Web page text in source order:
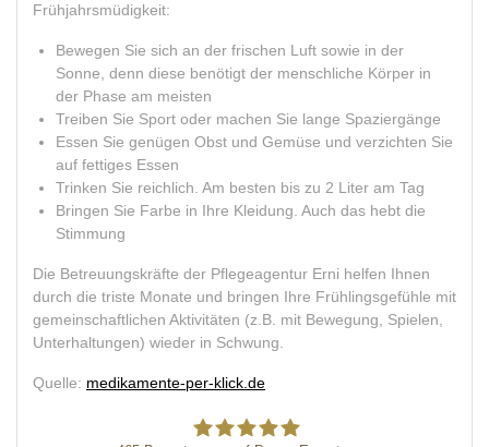
Frühjahrsmüdigkeit:
Bewegen Sie sich an der frischen Luft sowie in der
Sonne, denn diese benötigt der menschliche Körper in
der Phase am meisten
Treiben Sie Sport oder machen Sie lange Spaziergänge
Essen Sie genügen Obst und Gemüse und verzichten Sie
auf fettiges Essen
Trinken Sie reichlich. Am besten bis zu 2 Liter am Tag
Bringen Sie Farbe in Ihre Kleidung. Auch das hebt die
Stimmung
Die Betreuungskräfte der Pflegeagentur Erni helfen Ihnen
durch die triste Monate und bringen Ihre Frühlingsgefühle mit
gemeinschaftlichen Aktivitäten (z.B. mit Bewegung, Spielen,
Unterhaltungen) wieder in Schwung.
Quelle: medikamente-per-klick.de